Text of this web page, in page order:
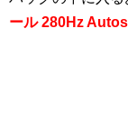
ール 280Hz